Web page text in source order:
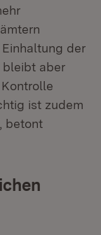
der
bleibt aber
ist zudem
betont